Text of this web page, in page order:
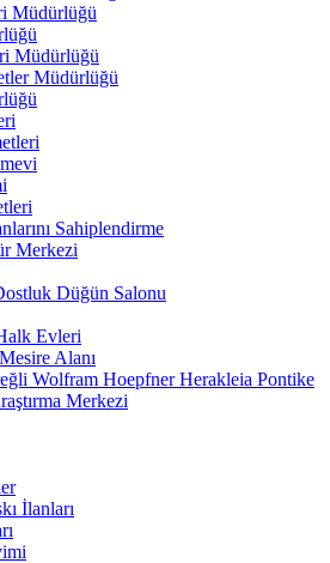
Müdürlüğü
Müdürlüğü
Müdürlüğü
Sahiplendirme
Merkezi
Düğün Salonu
Evleri
Alanı
Wolfram Hoepfner Herakleia Pontike
Merkezi
İlanları